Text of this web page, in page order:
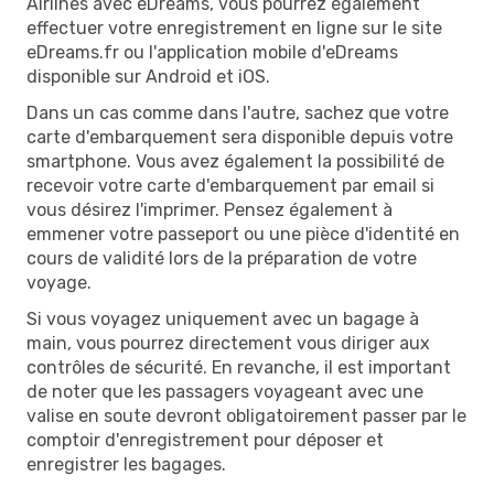
effectuer votre enregistrement en ligne sur le site
eDreams.fr ou l'application mobile d'eDreams
disponible sur Android et iOS.
Dans un cas comme dans l'autre, sachez que votre
carte d'embarquement sera disponible depuis votre
smartphone. Vous avez également la possibilité de
recevoir votre carte d'embarquement par email si
vous désirez l'imprimer. Pensez également à
emmener votre passeport ou une pièce d'identité en
cours de validité lors de la préparation de votre
voyage.
Si vous voyagez uniquement avec un bagage à
main, vous pourrez directement vous diriger aux
contrôles de sécurité. En revanche, il est important
de noter que les passagers voyageant avec une
valise en soute devront obligatoirement passer par le
comptoir d'enregistrement pour déposer et
enregistrer les bagages.